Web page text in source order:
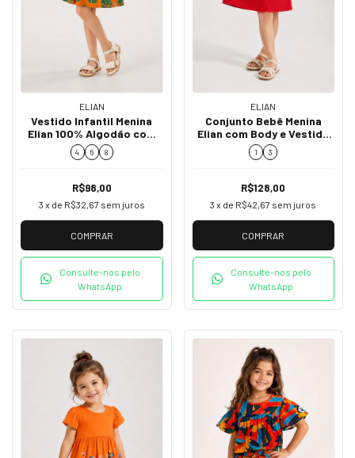
ELIAN
Vestido Infantil Menina
Elian 100% Algodão com
Estampa de Tucanos
232359
4 6 8
R$98,00
3 x de R$32,67 sem juros
COMPRAR
Consulte-nos pelo
WhatsApp
ELIAN
Conjunto Bebê Menina
Elian com Body e Vestido
Salopete Bordado 71258
1 3
R$128,00
3 x de R$42,67 sem juros
COMPRAR
Consulte-nos pelo
WhatsApp